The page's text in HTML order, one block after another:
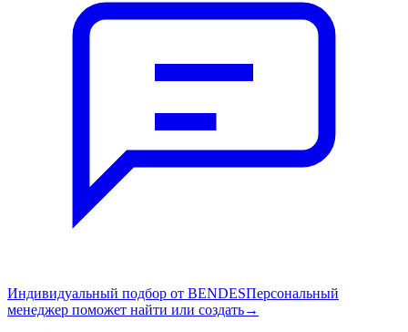
Индивидуальный подбор от BENDESПерсональный
менеджер поможет найти или создать→